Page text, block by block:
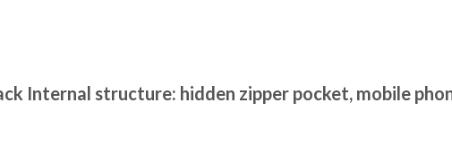
Internal structure: hidden zipper pocket, mobile